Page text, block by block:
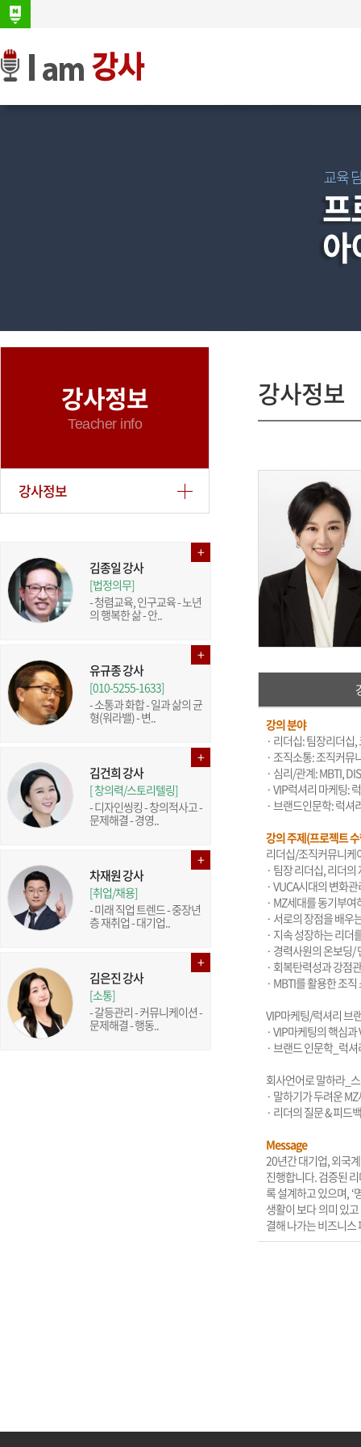
강사정보
Teacher info
강사정보
김종일 강사
[법정의무]
- 청렴교육, 인구교육 - 노년
의 행복한 삶 - 안..
유규종 강사
[010-5255-1633]
- 소통과 화합 - 일과 삶의 균
형(워라밸) - 변..
김건희 강사
[ 창의력/스토리텔링]
- 디자인씽킹 - 창의적사고 -
문제해결 - 경영..
차재원 강사
[취업/채용]
- 미래 직업 트렌드 - 중장년
층 재취업 - 대기업..
김은진 강사
[소통]
- 갈등관리 - 커뮤니케이션 -
문제해결 - 행동..
강사정보
강의 분야
· 리더십: 팀장리더
· 조직소통: 조직커
· 심리/관계: MBTI,
· VIP럭셔리 마케팅:
· 브랜드인문학: 럭셔
강의 주제(프로젝트
리더십/조직커뮤니케
· 팀장 리더십, 리더
· VUCA시대의 변화
· MZ세대를 동기부
· 서로의 장점을 배우
· 지속 성장하는 리더
· 경력사원의 온보딩/
· 회복탄력성과 강점
· MBTI를 활용한 조
VIP마케팅/럭셔리 브
· VIP마케팅의 핵심
· 브랜드 인문학_럭
회사언어로 말하라_
· 말하기가 두려운
· 리더의 질문 & 피드
Message
20년간 대기업, 외국
진행합니다. 검증된
록 설계하고 있으며, ‘
생활이 보다 의미 있
결해 나가는 비즈니스